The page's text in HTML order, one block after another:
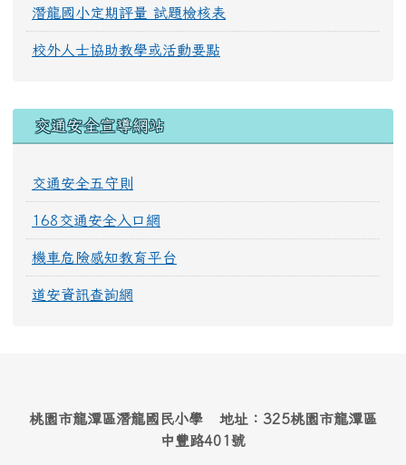
潛龍國小定期評量 試題檢核表
校外人士協助教學或活動要點
交通安全宣導網站
交通安全五守則
168交通安全入口網
機車危險感知教育平台
道安資訊查詢網
桃園市龍潭區潛龍國民小學 地址：325桃園市龍潭區
中豐路401號